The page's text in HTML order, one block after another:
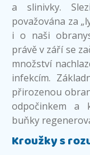
a slinivky.
považována za
i o naši
právě v září se
množství
infekcím.
přirozenou
odpočinkem a
buňky
Kroužky s